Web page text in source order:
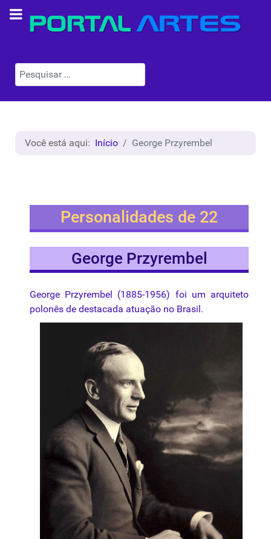
Pesquisar
Você está aqui: Início George Przyrembel
Personalidades de 22
George Przyrembel
George Przyrembel (1885-1956) foi um arquiteto
polonês de destacada atuação no Brasil.